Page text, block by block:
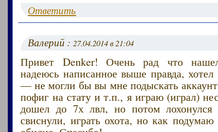
Ответить
Валерий :27.04.2014 в 21:04
Привет Denker! Очень рад что
надеюсь написанное выше правда,
— не могли бы вы мне подыскать
пофиг на стату и т.п., я играю (играл)
дошел до 7х лвл, но потом
свиснули, играть охота, но как подумаю